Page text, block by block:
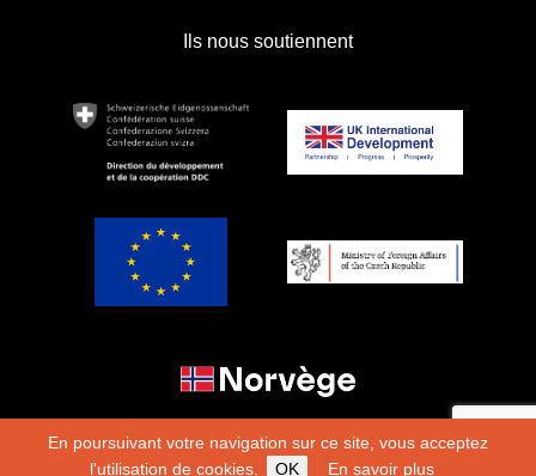
En poursuivant votre navigation sur ce site, vous acceptez
l'utilisation de cookies.
OK En savoir plus
Ils nous soutiennent